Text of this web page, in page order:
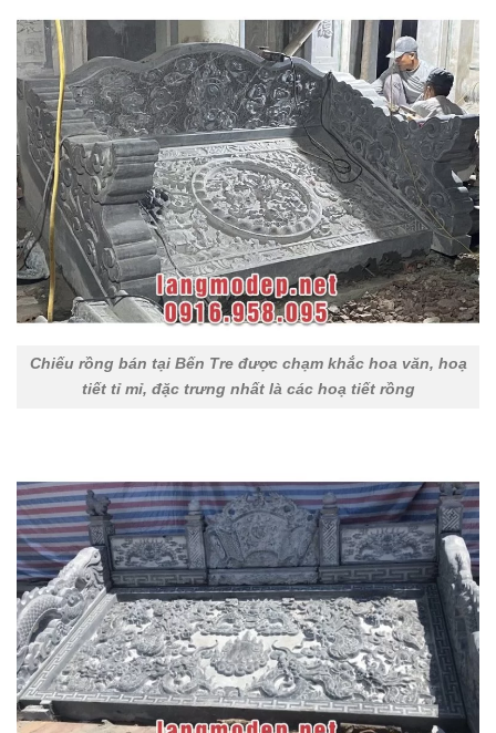
Chiếu rồng bán tại Bến Tre được chạm khắc hoa văn, hoạ
tiết tỉ mỉ, đặc trưng nhất là các hoạ tiết rồng